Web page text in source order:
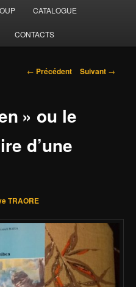
CATALOGUE
CONTACTS
Navigation
← Précédent Suivant →
» ou le
d’une
TRAORE